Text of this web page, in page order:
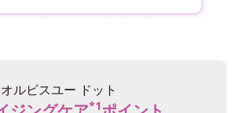
オルビスユー ドット
*1